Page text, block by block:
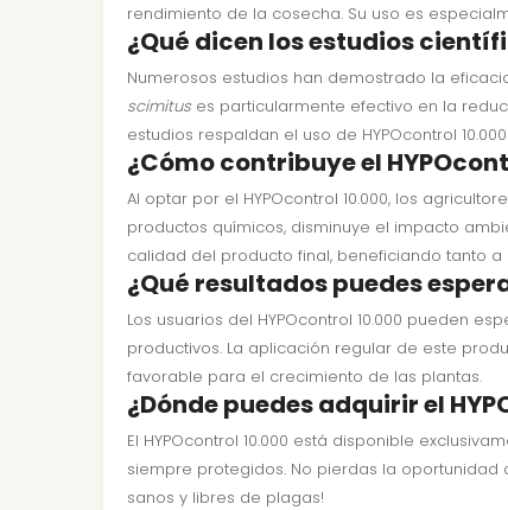
rendimiento de la cosecha. Su uso es
¿Qué dicen los estudios
Numerosos estudios han demostrado la
scimituses particularmente efectivo en la
estudios respaldan el uso de HYPOcontrol
¿Cómo contribuye el
Al optar por el HYPOcontrol 10.000, los
productos químicos, disminuye el impacto
calidad del producto final, beneficiando tanto
¿Qué resultados puedes
Los usuarios del HYPOcontrol 10.000 pueden
productivos. La aplicación regular de este
favorable para el crecimiento de las plantas.
¿Dónde puedes adquirir el
El HYPOcontrol 10.000 está disponible
siempre protegidos. No pierdas la
sanos y libres de plagas!